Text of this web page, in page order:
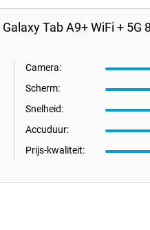
Tab A9+ WiFi + 5G
Camera:
Scherm:
Snelheid:
Accuduur:
Prijs-kwaliteit: